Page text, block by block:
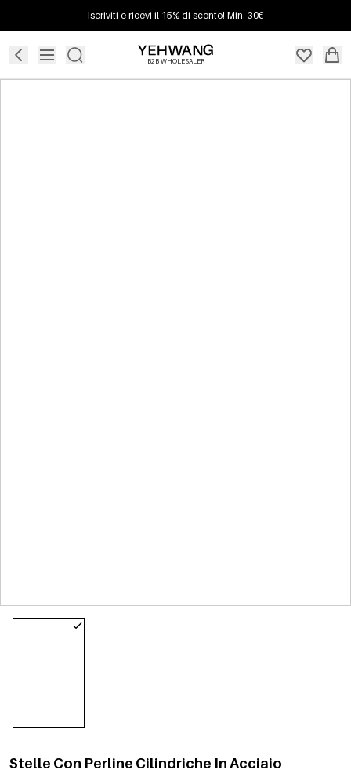
Iscriviti e ricevi il 15% di sconto! Min. 30€
B2B WHOLESALER
Stelle Con Perline Cilindriche In Acciaio